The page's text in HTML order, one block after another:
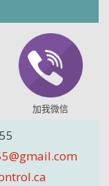
加我微信